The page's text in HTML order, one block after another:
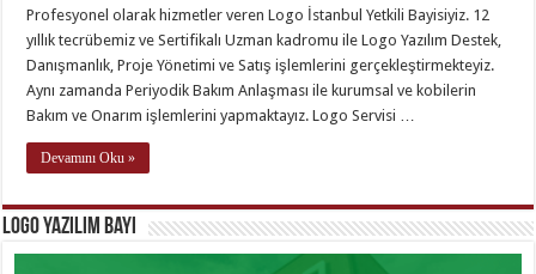
Profesyonel olarak hizmetler veren Logo İstanbul Yetkili Bayisiyiz. 12
yıllık tecrübemiz ve Sertifikalı Uzman kadromu ile Logo Yazılım Destek,
Danışmanlık, Proje Yönetimi ve Satış işlemlerini gerçekleştirmekteyiz.
Aynı zamanda Periyodik Bakım Anlaşması ile kurumsal ve kobilerin
Bakım ve Onarım işlemlerini yapmaktayız. Logo Servisi …
Devamını Oku »
Logo Yazılım Bayi